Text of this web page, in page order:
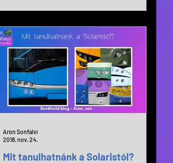
Mit tanulhatnánk a Solaristól?
Aron Sonfalvi
2018. nov. 24.